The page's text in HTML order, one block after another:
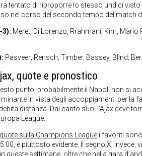
tentato di riproporre lo stesso undici
nel corso del secondo tempo del match
3): Meret; Di Lorenzo, Rrahmani, Kim,
Pasveer; Rensch, Timber, Bassey, Blind;
quote e pronostico
punto, probabilmente il Napoli non si
in vista degli accoppiamenti per la
distanza. Dal canto suo, l’Ajax deve
League.
quote sulla Champions League i favoriti
è piuttosto evidente. Il segno X,
queste settimane, oltre che nella gara